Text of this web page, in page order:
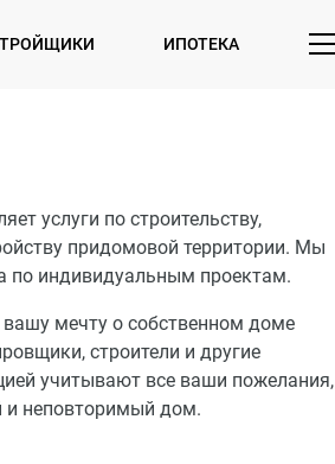
ИПОТЕКА
услуги по строительству,
придомовой территории. Мы
по индивидуальным проектам.
мечту о собственном доме
строители и другие
учитывают все ваши пожелания,
и неповторимый дом.